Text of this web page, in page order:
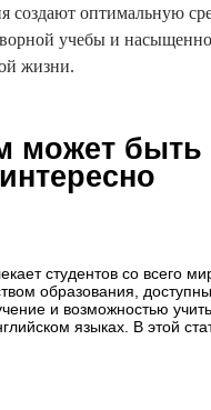
создают оптимальную
учебы и
жизни.
может быть
интересно
студентов со всего
образования,
и возможностью
языках. В этой